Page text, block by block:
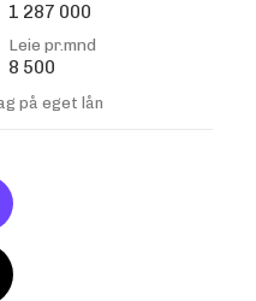
1 287 000
Leie pr.mnd
8 500
på eget lån